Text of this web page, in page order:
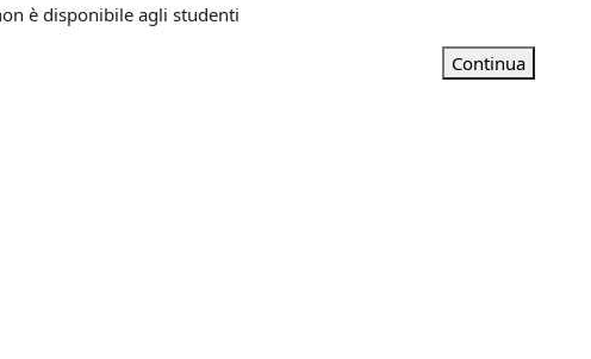
è disponibile agli studenti
Continua